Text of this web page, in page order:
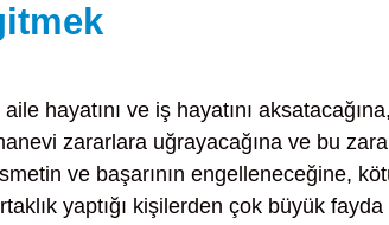
hayatını ve iş hayatını
zararlara uğrayacağına ve bu
ve başarının engelleneceğine,
yaptığı kişilerden çok büyük